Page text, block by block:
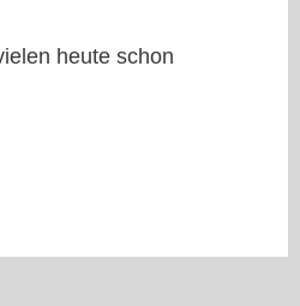
heute schon